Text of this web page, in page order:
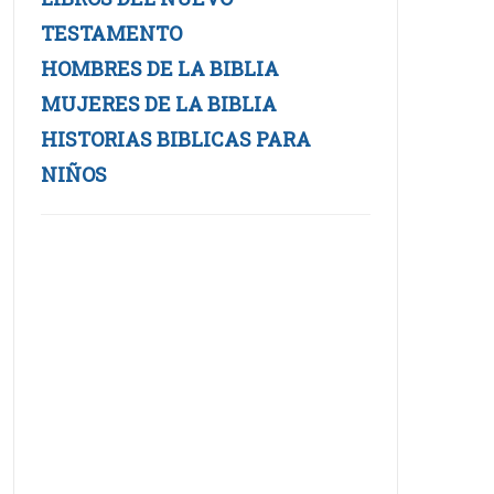
TESTAMENTO
HOMBRES DE LA BIBLIA
MUJERES DE LA BIBLIA
HISTORIAS BIBLICAS PARA
NIÑOS